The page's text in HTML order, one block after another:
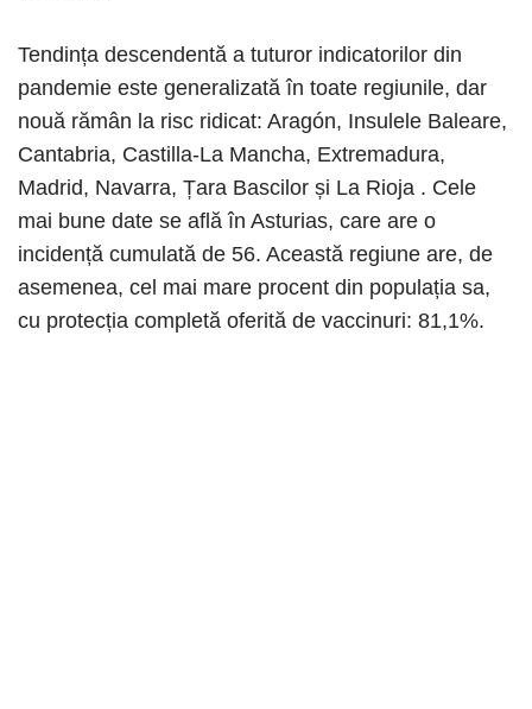
Tendința descendentă a tuturor indicatorilor din
pandemie este generalizată în toate regiunile, dar
nouă rămân la risc ridicat: Aragón, Insulele Baleare,
Cantabria, Castilla-La Mancha, Extremadura,
Madrid, Navarra, Țara Bascilor și La Rioja . Cele
mai bune date se află în Asturias, care are o
incidență cumulată de 56. Această regiune are, de
asemenea, cel mai mare procent din populația sa,
cu protecția completă oferită de vaccinuri: 81,1%.